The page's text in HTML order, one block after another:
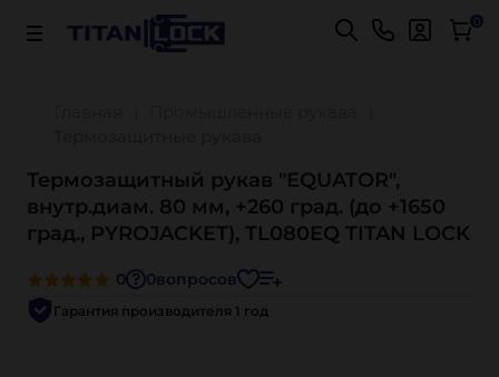
Важно! Для оплаты заказов Подробнее 0
Термозащитный рукав "EQUATOR",
внутр.диам. 80 мм, +260 град. (до +1650
град., PYROJACKET), TL080EQ TITAN LOCK
0 0вопросов
Гарантия производителя 1 год